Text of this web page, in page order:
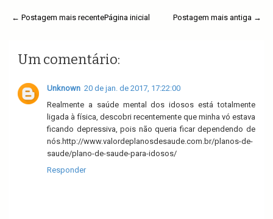
← Postagem mais recente Postagem mais antiga →
Página inicial
Um comentário:
Unknown 20 de jan. de 2017, 17:22:00
Realmente a saúde mental dos idosos está totalmente
ligada à física, descobri recentemente que minha vó estava
ficando depressiva, pois não queria ficar dependendo de
nós.http://www.valordeplanosdesaude.com.br/planos-de-
saude/plano-de-saude-para-idosos/
Responder